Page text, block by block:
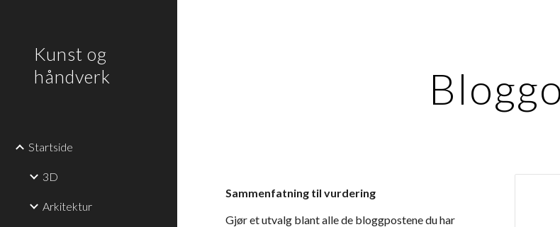
Kunst og
håndverk
Startside
3D
Arkitektur
Sammenfatning til vurdering
Gjør et utvalg blant alle de bloggpostene du har